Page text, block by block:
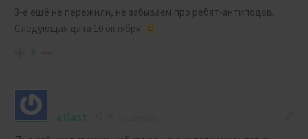
3-е ещё не пережили, не забываем про ребят-антиподов.
Следующая дата 10 октября.
8
atlast